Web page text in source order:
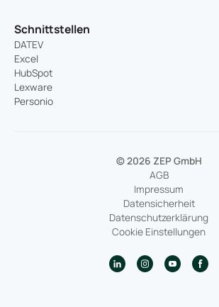
Schnittstellen
DATEV
Excel
HubSpot
Lexware
Personio
© 2026 ZEP GmbH
AGB
Impressum
Datensicherheit
Datenschutzerklärung
Cookie Einstellungen